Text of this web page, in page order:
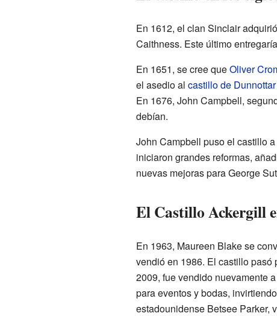
En 1612, el clan Sinclair
Caithness. Este último
En 1651, se cree queOliver
el asedio al castillo de Dunnottar
En 1676, John Campbell,
debían.
John Campbell puso el castillo
iniciaron grandes reformas,
nuevas mejoras para George
El Castillo Ackergill
En 1963, Maureen Blake se
vendió en 1986. El castillo pasó
2009, fue vendido nuevamente
para eventos y bodas,
estadounidense Betsee Parker,